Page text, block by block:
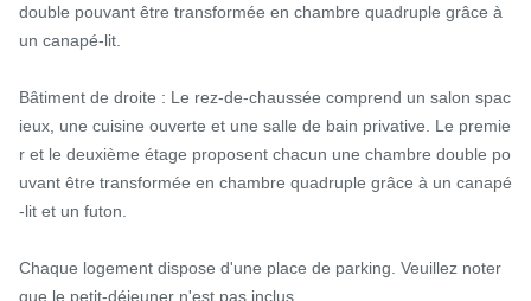
double pouvant être transformée en chambre quadruple grâce à
un canapé-lit.
Bâtiment de droite : Le rez-de-chaussée comprend un salon spac
ieux, une cuisine ouverte et une salle de bain privative. Le premie
r et le deuxième étage proposent chacun une chambre double po
uvant être transformée en chambre quadruple grâce à un canapé
-lit et un futon.
Chaque logement dispose d'une place de parking. Veuillez noter
que le petit-déjeuner n'est pas inclus.